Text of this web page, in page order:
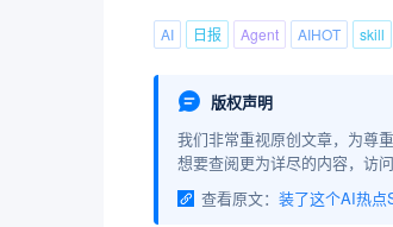
AI 日报 Agent AIHOT skill
版权声明
我们非常重视原创文章，为尊
想要查阅更为详尽的内容，访
查看原文：